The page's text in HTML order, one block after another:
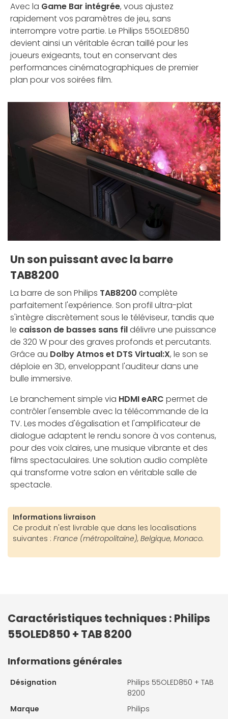
Avec la Game Bar intégrée, vous ajustez
rapidement vos paramètres de jeu, sans
interrompre votre partie. Le Philips 55OLED850
devient ainsi un véritable écran taillé pour les
joueurs exigeants, tout en conservant des
performances cinématographiques de premier
plan pour vos soirées film.
Un son puissant avec la barre
TAB8200
La barre de son Philips TAB8200 complète
parfaitement l'expérience. Son profil ultra-plat
s'intègre discrètement sous le téléviseur, tandis que
le caisson de basses sans fildélivre une puissance
de 320 W pour des graves profonds et percutants.
Grâce au Dolby Atmos et DTS Virtual:X, le son se
déploie en 3D, enveloppant l'auditeur dans une
bulle immersive.
Le branchement simple via HDMI eARC permet de
contrôler l'ensemble avec la télécommande de la
TV. Les modes d'égalisation et l'amplificateur de
dialogue adaptent le rendu sonore à vos contenus,
pour des voix claires, une musique vibrante et des
films spectaculaires. Une solution audio complète
qui transforme votre salon en véritable salle de
spectacle.
Informations livraison
Ce produit n'est livrable que dans les localisations
suivantes : France (métropolitaine), Belgique, Monaco.
Caractéristiques techniques : Philips
55OLED850 + TAB 8200
Informations générales
Désignation
Philips 55OLED850 + TAB
8200
Marque
Philips